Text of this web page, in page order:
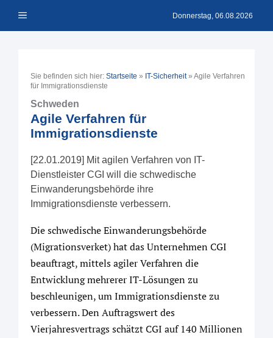
Inhalt Menü Donnerstag, 06.08.2026
Sie befinden sich hier: Startseite » IT-Sicherheit» Agile Verfahren
für Immigrationsdienste
Schweden
Agile Verfahren für
Immigrationsdienste
[22.01.2019] Mit agilen Verfahren von IT-
Dienstleister CGI will die schwedische
Einwanderungsbehörde ihre
Immigrationsdienste verbessern.
Die schwedische Einwanderungsbehörde
(Migrationsverket) hat das Unternehmen CGI
beauftragt, mittels agiler Verfahren die
Entwicklung mehrerer IT-Lösungen zu
beschleunigen, um Immigrationsdienste zu
verbessern. Den Auftragswert des
Vierjahresvertrags schätzt CGI auf 140 Millionen